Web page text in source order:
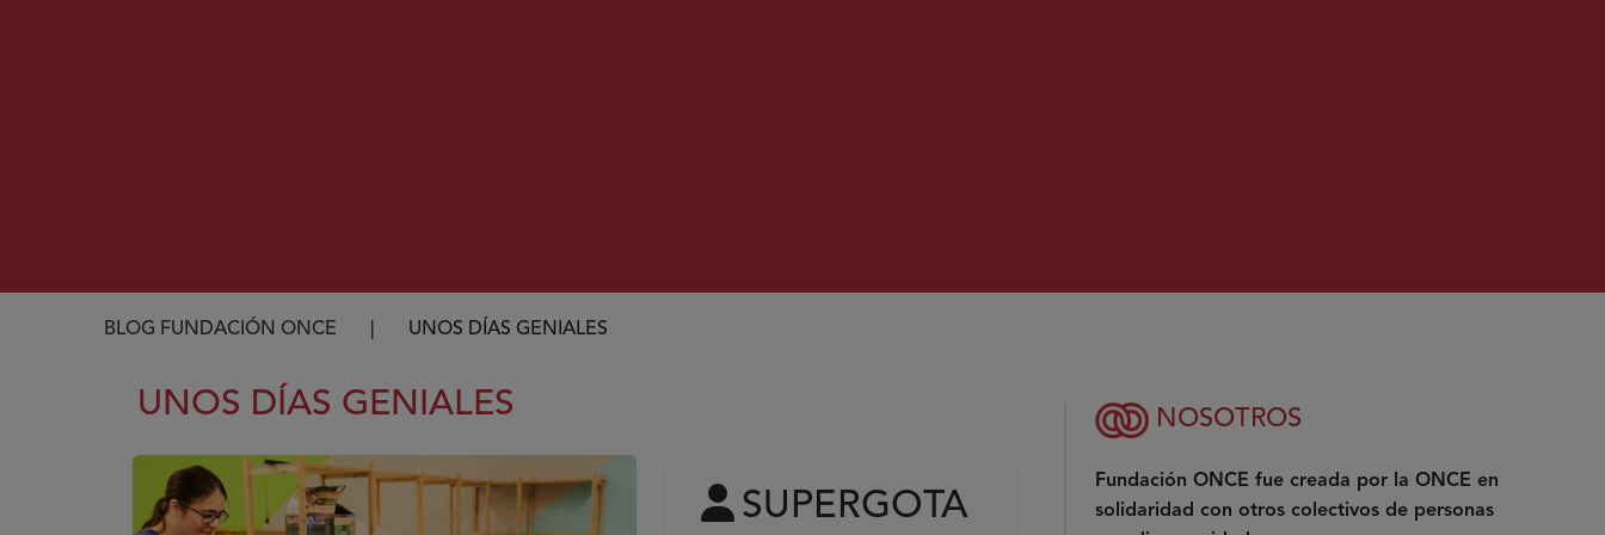
Ruta de navegación
BLOG FUNDACIÓN ONCE UNOS DÍAS GENIALES
UNOS DÍAS GENIALES
SUPERGOTA
NOSOTROS
Fundación ONCE fue creada por la ONCE en
solidaridad con otros colectivos de personas